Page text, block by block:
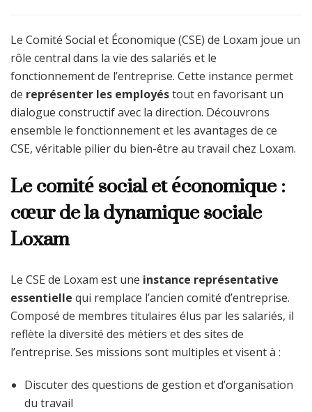
Le Comité Social et Économique (CSE) de Loxam joue un
rôle central dans la vie des salariés et le
fonctionnement de l’entreprise. Cette instance permet
de représenter les employéstout en favorisant un
dialogue constructif avec la direction. Découvrons
ensemble le fonctionnement et les avantages de ce
CSE, véritable pilier du bien-être au travail chez Loxam.
Le comité social et économique :
cœur de la dynamique sociale
Loxam
Le CSE de Loxam est une instance représentative
essentielle qui remplace l’ancien comité d’entreprise.
Composé de membres titulaires élus par les salariés, il
reflète la diversité des métiers et des sites de
l’entreprise. Ses missions sont multiples et visent à :
Discuter des questions de gestion et d’organisation
du travail